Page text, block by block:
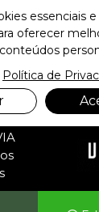
Piramidais
Feiras e Eventos
essenciais e
oferecer
Política de